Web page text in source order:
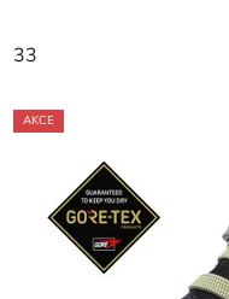
33
AKCE